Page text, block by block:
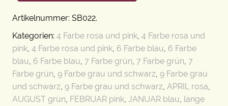
Artikelnummer: SB022.
Kategorien: 4 Farbe rosa und pink, 4 Farbe rosa und
pink, 4 Farbe rosa und pink, 6 Farbe blau, 6 Farbe
blau, 6 Farbe blau, 7 Farbe grün, 7 Farbe grün, 7
Farbe grün, 9 Farbe grau und schwarz, 9 Farbe grau
und schwarz, 9 Farbe grau und schwarz, APRIL rosa,
AUGUST grün, FEBRUAR pink, JANUAR blau, lange